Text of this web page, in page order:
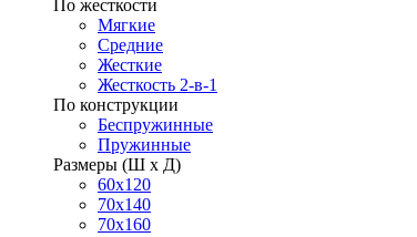
По жесткости
Мягкие
Средние
Жесткие
Жесткость 2-в-1
По конструкции
Беспружинные
Пружинные
Размеры (Ш х Д)
60х120
70х140
70х160